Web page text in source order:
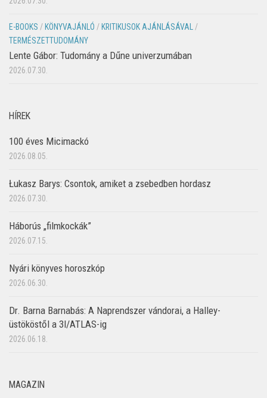
E-BOOKS / KÖNYVAJÁNLÓ / KRITIKUSOK AJÁNLÁSÁVAL/
TERMÉSZETTUDOMÁNY
Lente Gábor: Tudomány a Dűne univerzumában
2026.07.30.
HÍREK
100 éves Micimackó
2026.08.05.
Łukasz Barys: Csontok, amiket a zsebedben hordasz
2026.07.30.
Háborús „filmkockák”
2026.07.15.
Nyári könyves horoszkóp
2026.06.30.
Dr. Barna Barnabás: A Naprendszer vándorai, a Halley-
üstököstől a 3I/ATLAS-ig
2026.06.18.
MAGAZIN